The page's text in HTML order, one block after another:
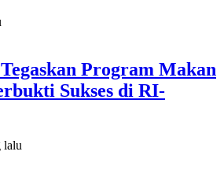
Program Makan
Sukses di RI-
lalu